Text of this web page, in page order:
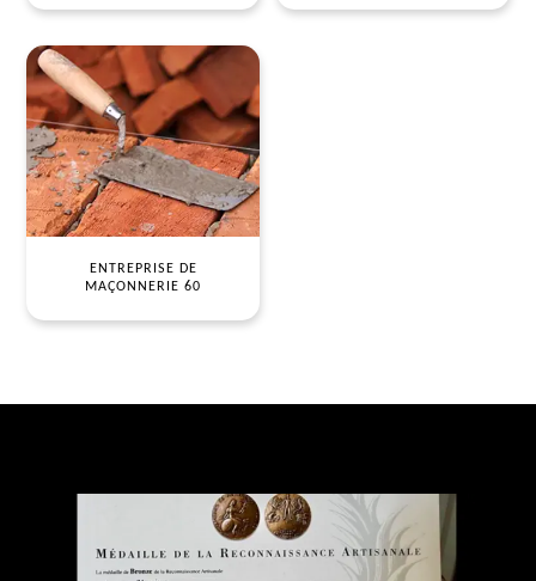
ENTREPRISE DE
MAÇONNERIE 60